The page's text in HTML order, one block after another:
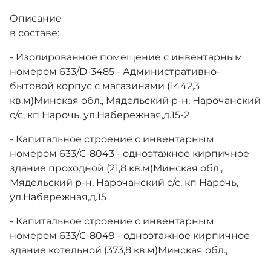
Описание
в составе:
- Изолированное помещение с инвентарным
номером 633/D-3485 - Административно-
бытовой корпус с магазинами (1442,3
кв.м)Минская обл., Мядельский р-н, Нарочанский
с/с, кп Нарочь, ул.Набережная,д.15-2
- Капитальное строение с инвентарным
номером 633/С-8043 - одноэтажное кирпичное
здание проходной (21,8 кв.м)Минская обл.,
Мядельский р-н, Нарочанский с/с, кп Нарочь,
ул.Набережная,д.15
- Капитальное строение с инвентарным
номером 633/С-8049 - одноэтажное кирпичное
здание котельной (373,8 кв.м)Минская обл.,